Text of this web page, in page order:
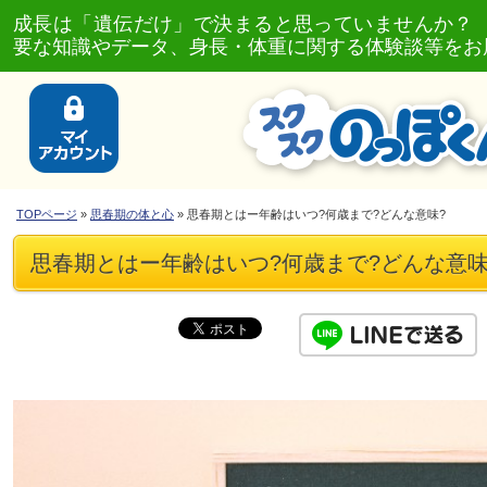
成長は「遺伝だけ」で決まると思っていませんか
要な知識やデータ、身長・体重に関する体験談等を
TOPページ » 思春期の体と心 » 思春期とはー年齢はいつ?何歳まで?どんな意味?
思春期とはー年齢はいつ?何歳まで?どんな意